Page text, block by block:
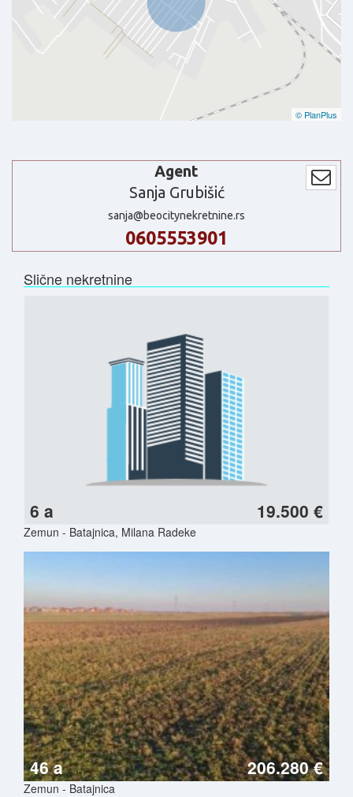
© PlanPlus
Agent
Sanja Grubišić
sanja@beocitynekretnine.rs
0605553901
Slične nekretnine
6 a 19.500 €
Zemun - Batajnica, Milana Radeke
46 a 206.280 €
Zemun - Batajnica